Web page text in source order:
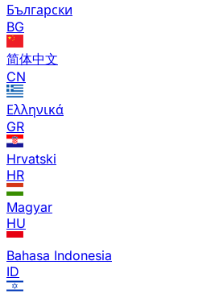
Български
BG
简体中文
CN
Ελληνικά
GR
Hrvatski
HR
Magyar
HU
Bahasa Indonesia
ID